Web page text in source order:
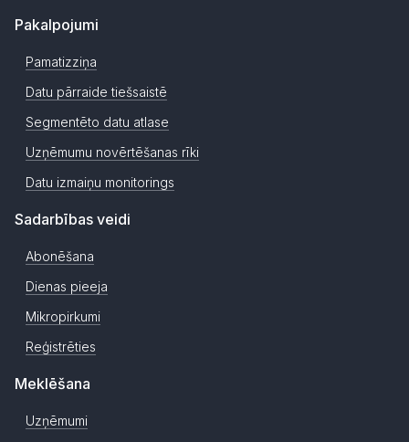
Pakalpojumi
Pamatizziņa
Datu pārraide tiešsaistē
Segmentēto datu atlase
Uzņēmumu novērtēšanas rīki
Datu izmaiņu monitorings
Sadarbības veidi
Abonēšana
Dienas pieeja
Mikropirkumi
Reģistrēties
Meklēšana
Uzņēmumi